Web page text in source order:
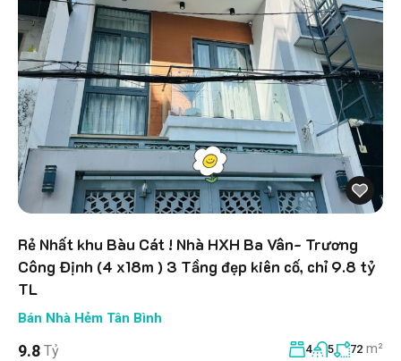
Rẻ Nhất khu Bàu Cát ! Nhà HXH Ba Vân- Trương
Công Định (4 x18m ) 3 Tầng đẹp kiên cố, chỉ 9.8 tỷ
TL
Bán Nhà Hẻm Tân Bình
9.8 Tỷ 4 5 72 m²